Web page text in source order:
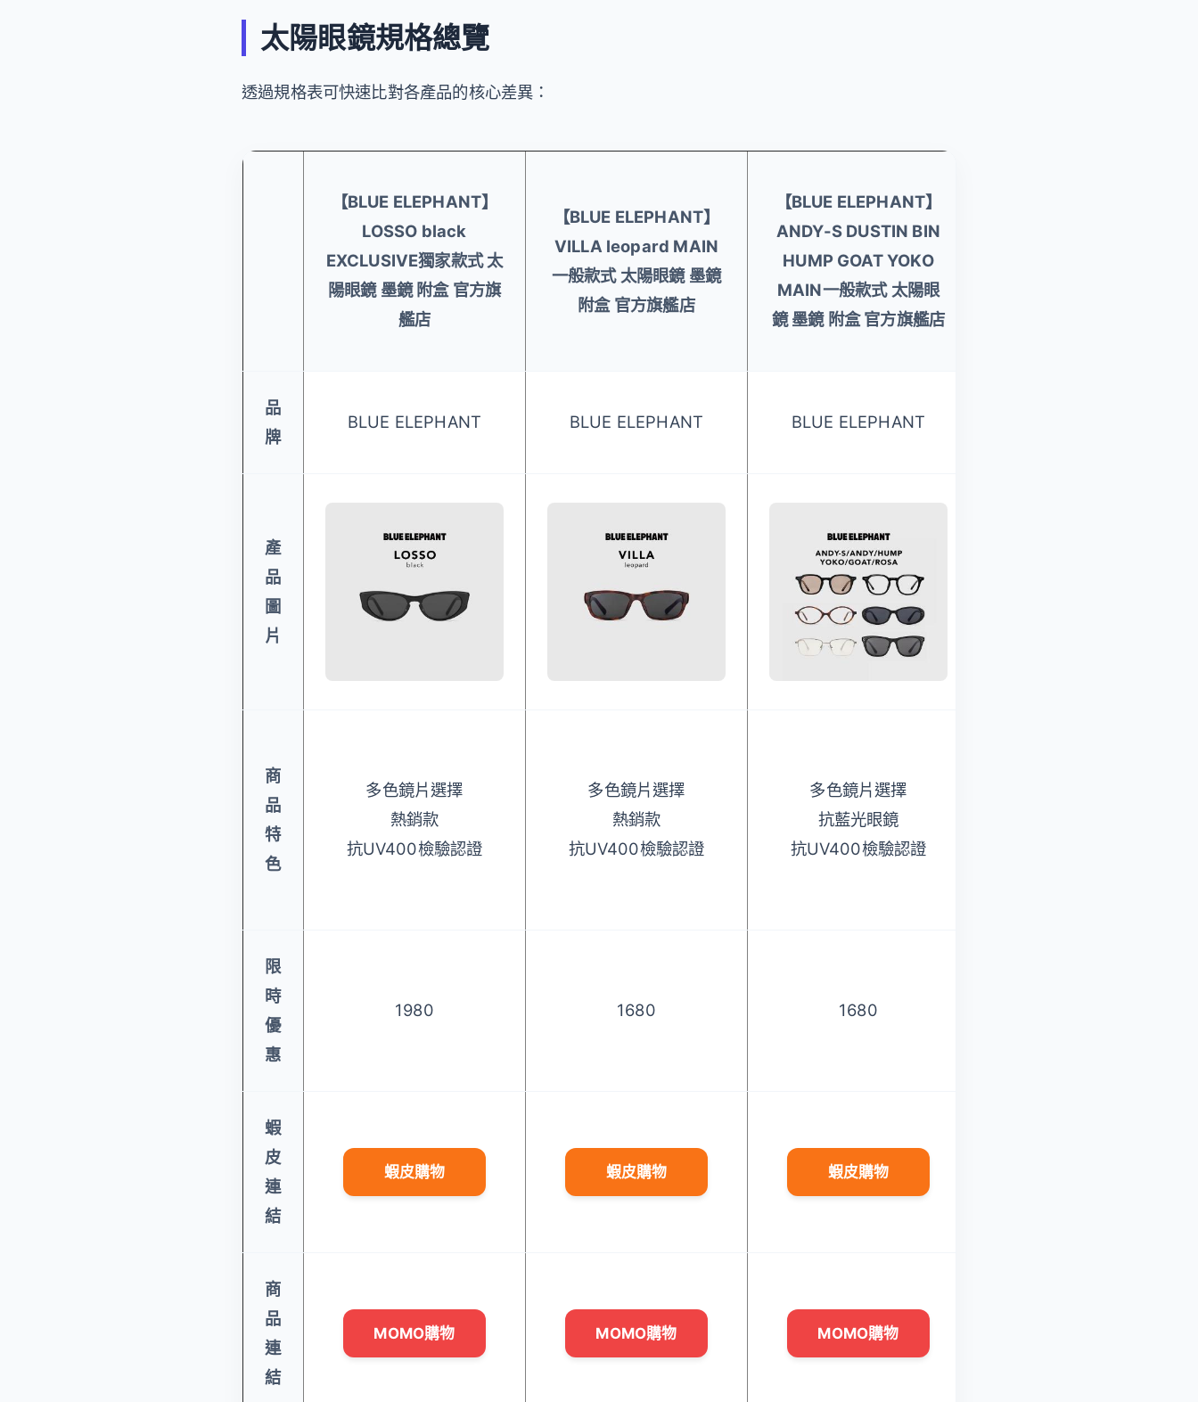
太陽眼鏡規格總覽
透過規格表可快速比對各產品的核心差異：
【BLUE ELEPHANT】
LOSSO black
EXCLUSIVE獨家款式 太
陽眼鏡 墨鏡 附盒 官方旗
艦店
【BLUE ELEPHANT】
VILLA leopard MAIN
一般款式 太陽眼鏡 墨鏡
附盒 官方旗艦店
【BLUE ELEPHANT】
ANDY-S DUSTIN BIN
HUMP GOAT YOKO
MAIN一般款式 太陽眼
鏡 墨鏡 附盒 官方旗艦店
品
牌
BLUE ELEPHANT BLUE ELEPHANT BLUE ELEPHANT
產
品
圖
片
商
品
特
色
多色鏡片選擇
熱銷款
抗UV400檢驗認證
多色鏡片選擇
熱銷款
抗UV400檢驗認證
多色鏡片選擇
抗藍光眼鏡
抗UV400檢驗認證
限
時
優
惠
1980 1680 1680
蝦
皮
連
結
蝦皮購物 蝦皮購物 蝦皮購物
商
品
連
結
MOMO購物 MOMO購物 MOMO購物